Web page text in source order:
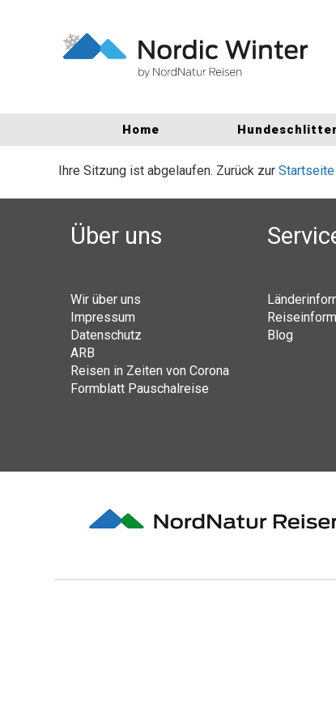
Home
Ihre Sitzung ist abgelaufen. Zurück zur Startseite
Über uns
Wir über uns
Impressum
Datenschutz
ARB
Reisen in Zeiten von Corona
Formblatt Pauschalreise
Blog